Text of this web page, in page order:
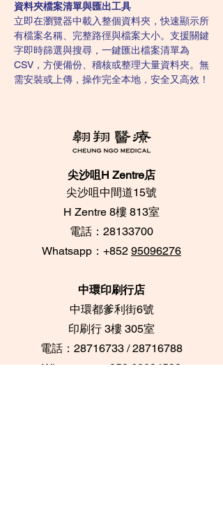
資料夾檔案清單與匯出工具
立即在瀏覽器中載入整個資料夾，快速顯示所
有檔案名稱、完整路徑與檔案大小。支援關鍵
字即時篩選與搜尋，一鍵匯出檔案清單為
CSV，方便備份、稽核或整理大量資料夾。無
需安裝或上傳，操作完全本地，安全又高效！
尖沙咀H Zentre店
尖沙咀中間道15號
​H Zentre 8樓 813室
電話：28133700
​Whatsapp：+852 95096276
中環印刷行店
中環都爹利街6號
​印刷行 3樓 305室
電話：28716733 /28716788
Whatsapp：+85262084539